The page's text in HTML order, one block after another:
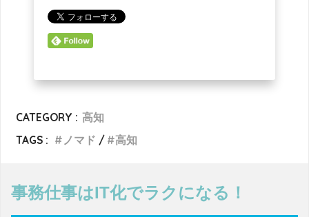
CATEGORY : 高知
TAGS :
ノマド 高知
事務仕事はIT化でラクになる！